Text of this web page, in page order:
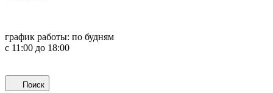
график работы: по будням
с 11:00 до 18:00
Поиск